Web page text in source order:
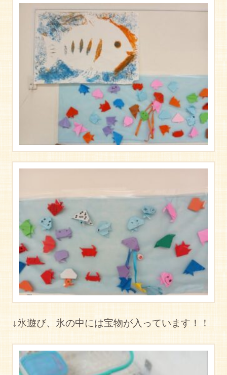
↓氷遊び、氷の中には宝物が入っています！！